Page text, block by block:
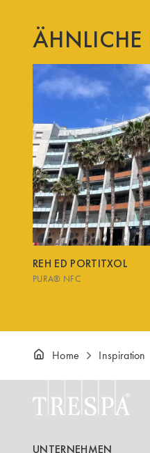
ÄHNLICHE
REH ED PORTITXOL
PURA® NFC
Home Inspiration
UNTERNEHMEN